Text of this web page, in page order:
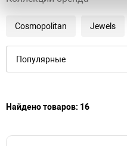
Cosmopolitan Jewels
Найдено товаров: 16